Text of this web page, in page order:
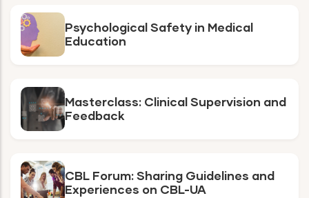
Psychological Safety in Medical
Education
Masterclass: Clinical Supervision and
Feedback
CBL Forum: Sharing Guidelines and
Experiences on CBL-UA